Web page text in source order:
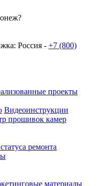
Россия - +7 (800)
проекты
Видеоинструкции
прошивок камер
ремонта
материалы